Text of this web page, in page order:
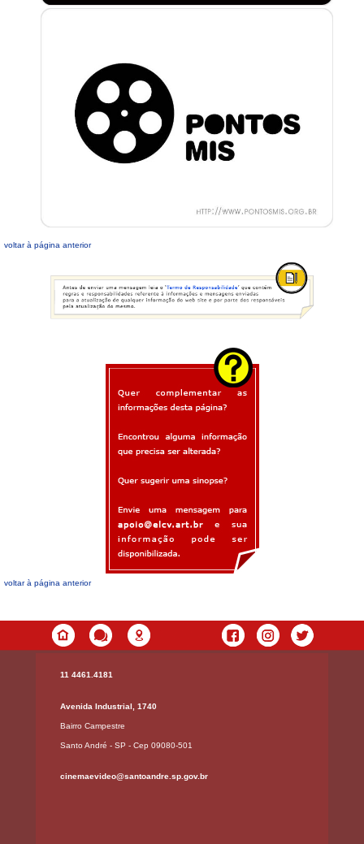
voltar à página anterior
voltar à página anterior
11 4461.4181
Avenida Industrial, 1740
Bairro Campestre
Santo André - SP - Cep 09080-501
cinemaevideo@santoandre.sp.gov.br